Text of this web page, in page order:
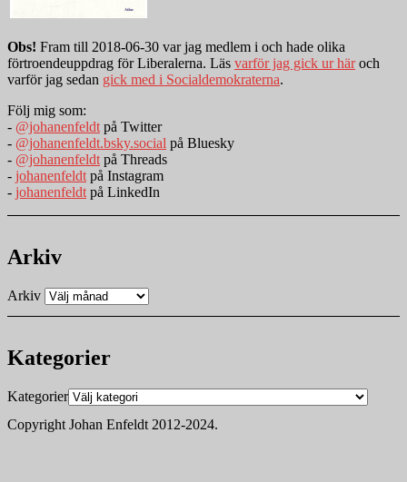
Obs! Fram till 2018-06-30 var jag medlem i och hade olika
förtroendeuppdrag för Liberalerna. Läs varför jag gick ur häroch
varför jag sedan gick med i Socialdemokraterna.
Följ mig som:
- @johanenfeldtpå Twitter
- @johanenfeldt.bsky.social på Bluesky
- @johanenfeldtpå Threads
- johanenfeldtpå Instagram
- johanenfeldtpå LinkedIn
Arkiv
Arkiv
Kategorier
Kategorier
Copyright Johan Enfeldt 2012-2024.